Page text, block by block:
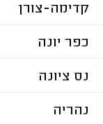
קדימה-צורן
כפר יונה
נס ציונה
נהריה